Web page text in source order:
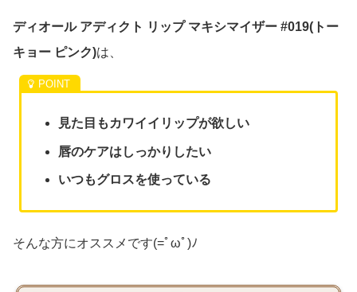
ディオール アディクト リップ マキシマイザー #019(トー
キョー ピンク)は、
見た目もカワイイリップが欲しい
唇のケアはしっかりしたい
いつもグロスを使っている
そんな方にオススメです(=ﾟωﾟ)ﾉ